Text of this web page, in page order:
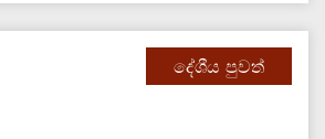
දේශීය පුවත්